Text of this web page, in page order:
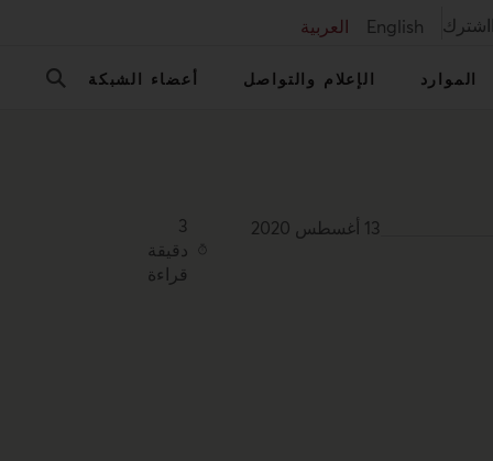
اشترك English العربية
الموارد الإعلام والتواصل أعضاء الشبكة
13 أغسطس 2020
3
دقيقة
قراءة